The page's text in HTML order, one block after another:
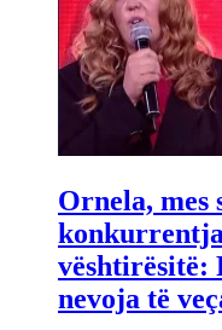
Ornela, mes
vështirësitë:
nevoja të